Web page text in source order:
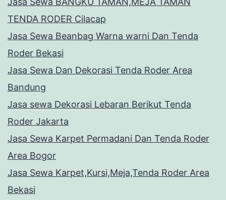
TENDA RODER Cilacap
Jasa Sewa Beanbag Warna warni Dan Tenda
Roder Bekasi
Jasa Sewa Dan Dekorasi Tenda Roder Area
Bandung
Jasa sewa Dekorasi Lebaran Berikut Tenda
Roder Jakarta
Jasa Sewa Karpet Permadani Dan Tenda Roder
Area Bogor
Jasa Sewa Karpet,Kursi,Meja,Tenda Roder Area
Bekasi